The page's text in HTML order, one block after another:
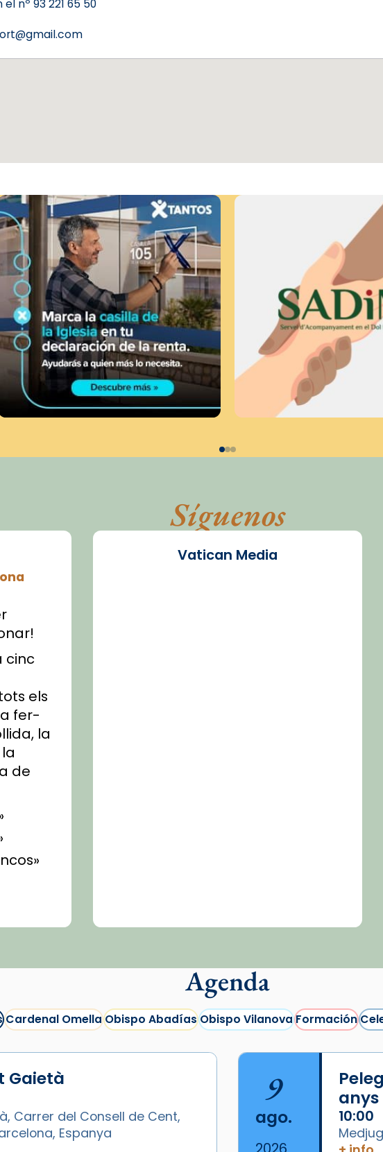
nº 93 221 65 50
Síguenos
cinc
els
fer-
la
de
papa
👇
Vatican Media
Agenda
Cardenal OmellaObispo AbadíasObispo VilanovaFormación
Gaietà
Carrer del Consell de Cent,
Espanya
9
ago. 10:00